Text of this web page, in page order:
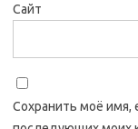
Сайт
Сохранить моё имя,